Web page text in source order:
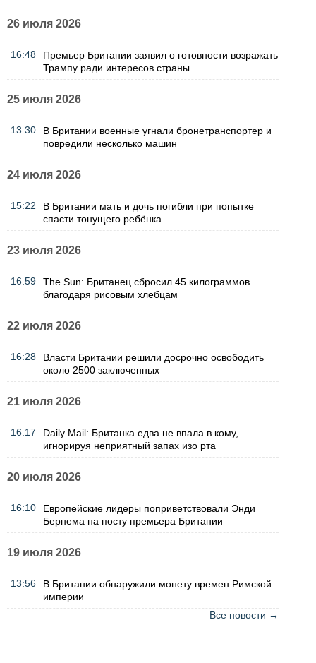
26 июля 2026
16:48
Премьер Британии заявил о готовности возражать
Трампу ради интересов страны
25 июля 2026
13:30
В Британии военные угнали бронетранспортер и
повредили несколько машин
24 июля 2026
15:22
В Британии мать и дочь погибли при попытке
спасти тонущего ребёнка
23 июля 2026
16:59
The Sun: Британец сбросил 45 килограммов
благодаря рисовым хлебцам
22 июля 2026
16:28
Власти Британии решили досрочно освободить
около 2500 заключенных
21 июля 2026
16:17
Daily Mail: Британка едва не впала в кому,
игнорируя неприятный запах изо рта
20 июля 2026
16:10
Европейские лидеры поприветствовали Энди
Бернема на посту премьера Британии
19 июля 2026
13:56
В Британии обнаружили монету времен Римской
империи
Все новости →